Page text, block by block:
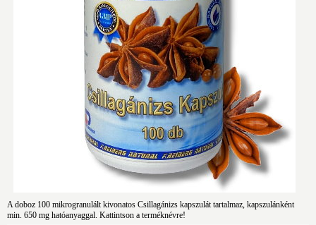
A doboz 100 mikrogranulált kivonatos Csillagánizs kapszulát tartalmaz, kapszulánként
min. 650 mg hatóanyaggal. Kattintson a terméknévre!